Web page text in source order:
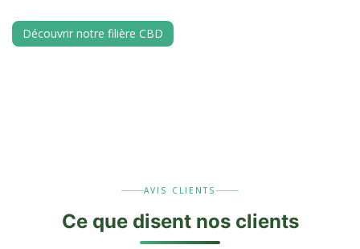
Découvrir notre filière CBD
AVIS CLIENTS
Ce que disent nos clients